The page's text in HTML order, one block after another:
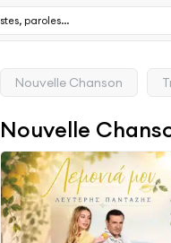
Nouvelle Chanson
Nouvelle